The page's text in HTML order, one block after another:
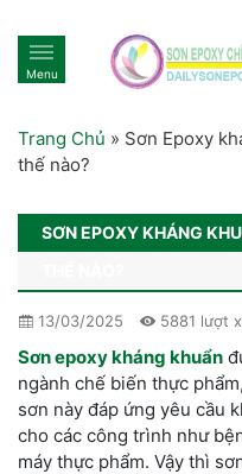
Menu
Trang Chủ » Sơn Epoxy
thế nào?
SƠN EPOXY KHÁNG
13/03/2025 5881 lượt
Sơn epoxy kháng khuẩn
ngành chế biến thực
sơn này đáp ứng yêu cầu
cho các công trình như
máy thực phẩm. Vậy thì